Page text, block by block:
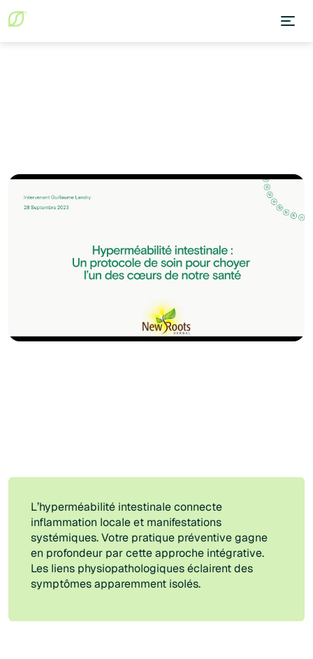
L’hyperméabilité intestinale connecte
inflammation locale et manifestations
systémiques. Votre pratique préventive gagne
en profondeur par cette approche intégrative.
Les liens physiopathologiques éclairent des
symptômes apparemment isolés.